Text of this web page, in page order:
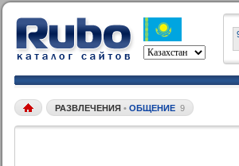
РАЗВЛЕЧЕНИЯ • ОБЩЕНИЕ 9